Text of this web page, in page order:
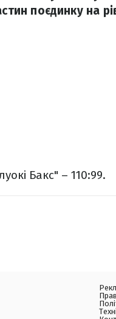
поєдинку на
Бакс" – 110:99.